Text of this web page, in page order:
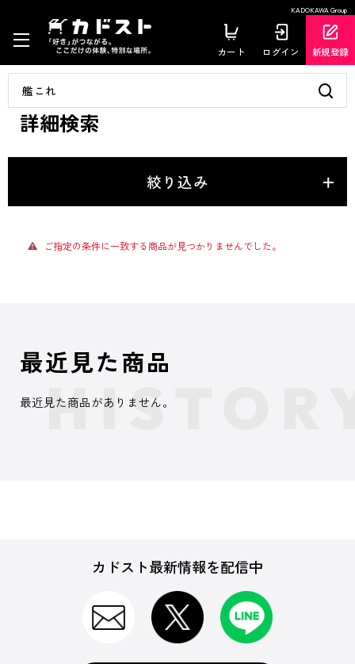
KADOKAWA Group
カート ログイン 新規登録
詳細検索
絞り込み
ご指定の条件に一致する商品が見つかりませんでした。
最近見た商品
最近見た商品がありません。
カドスト最新情報を配信中